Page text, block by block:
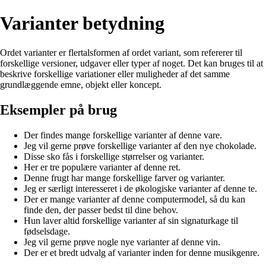
Varianter betydning
Ordet varianter er flertalsformen af ordet variant, som refererer til
forskellige versioner, udgaver eller typer af noget. Det kan bruges til at
beskrive forskellige variationer eller muligheder af det samme
grundlæggende emne, objekt eller koncept.
Eksempler på brug
Der findes mange forskellige varianter af denne vare.
Jeg vil gerne prøve forskellige varianter af den nye chokolade.
Disse sko fås i forskellige størrelser og varianter.
Her er tre populære varianter af denne ret.
Denne frugt har mange forskellige farver og varianter.
Jeg er særligt interesseret i de økologiske varianter af denne te.
Der er mange varianter af denne computermodel, så du kan
finde den, der passer bedst til dine behov.
Hun laver altid forskellige varianter af sin signaturkage til
fødselsdage.
Jeg vil gerne prøve nogle nye varianter af denne vin.
Der er et bredt udvalg af varianter inden for denne musikgenre.